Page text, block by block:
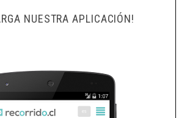
NUESTRA APLICACIÓN!